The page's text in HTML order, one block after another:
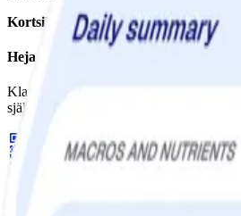
Kortsiktigt.På så sätt kan du stämma
Heja dig!
Klappa dig själv på axeln varje gång du
självförtroende till att du klarar att göra